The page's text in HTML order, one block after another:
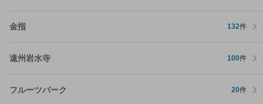
金指 132件
遠州岩水寺 100件
フルーツパーク 20件